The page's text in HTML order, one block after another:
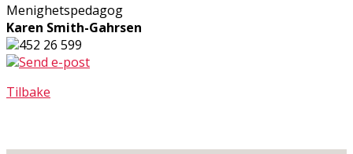
Menighetspedagog
Karen Smith-Gahrsen
452 26 599
Send e-post
Tilbake